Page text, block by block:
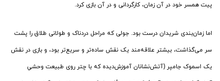
پیت همسر خود در آن زمان، کارگردانی و در آن بازی کرد.
اما زمان‌بندی شریدان درست بود. جولی که مراحل دردناک و طولانی طلاق را پشت
سر می‌گذاشت، بیشتر علاقه‌مند یک نقش ساده‌تر و سریع‌تر بود، و بازی در نقش
یک اسموک جامپر (آتش‌نشانان آموزش‌دیده که با چتر روی طبیعت وحشیِ